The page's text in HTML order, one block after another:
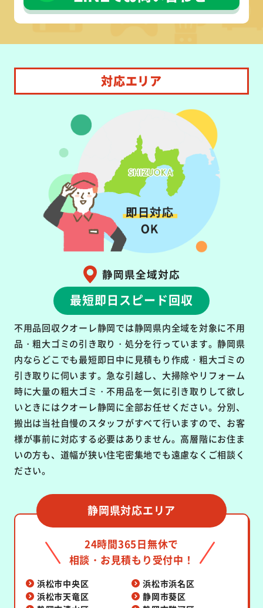
対応エリア
静岡県全域対応
最短即日スピード回収
不用品回収クオーレ静岡では静岡県内全域を対象に不用
品・粗大ゴミの引き取り・処分を行っています。静岡県
内ならどこでも最短即日中に見積もり作成・粗大ゴミの
引き取りに伺います。急な引越し、大掃除やリフォーム
時に大量の粗大ゴミ・不用品を一気に引き取りして欲し
いときにはクオーレ静岡に全部お任せください。分別、
搬出は当社自慢のスタッフがすべて行いますので、お客
様が事前に対応する必要はありません。高層階にお住ま
いの方も、道幅が狭い住宅密集地でも遠慮なくご相談く
ださい。
静岡県対応エリア
24時間365日無休で
相談・お見積もり受付中！
浜松市中央区
浜松市浜名区
浜松市天竜区
静岡市葵区